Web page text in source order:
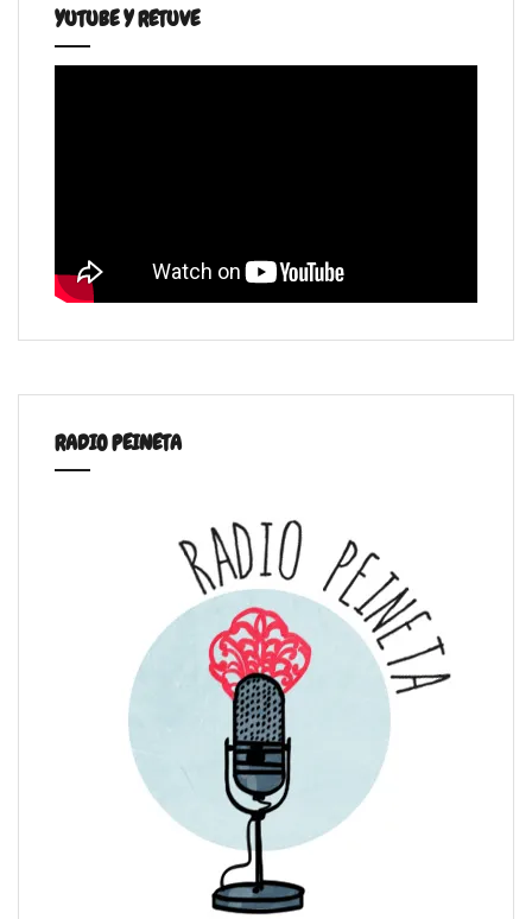
YUTUBE Y RETUVE
RADIO PEINETA